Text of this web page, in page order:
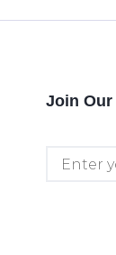
Join Our